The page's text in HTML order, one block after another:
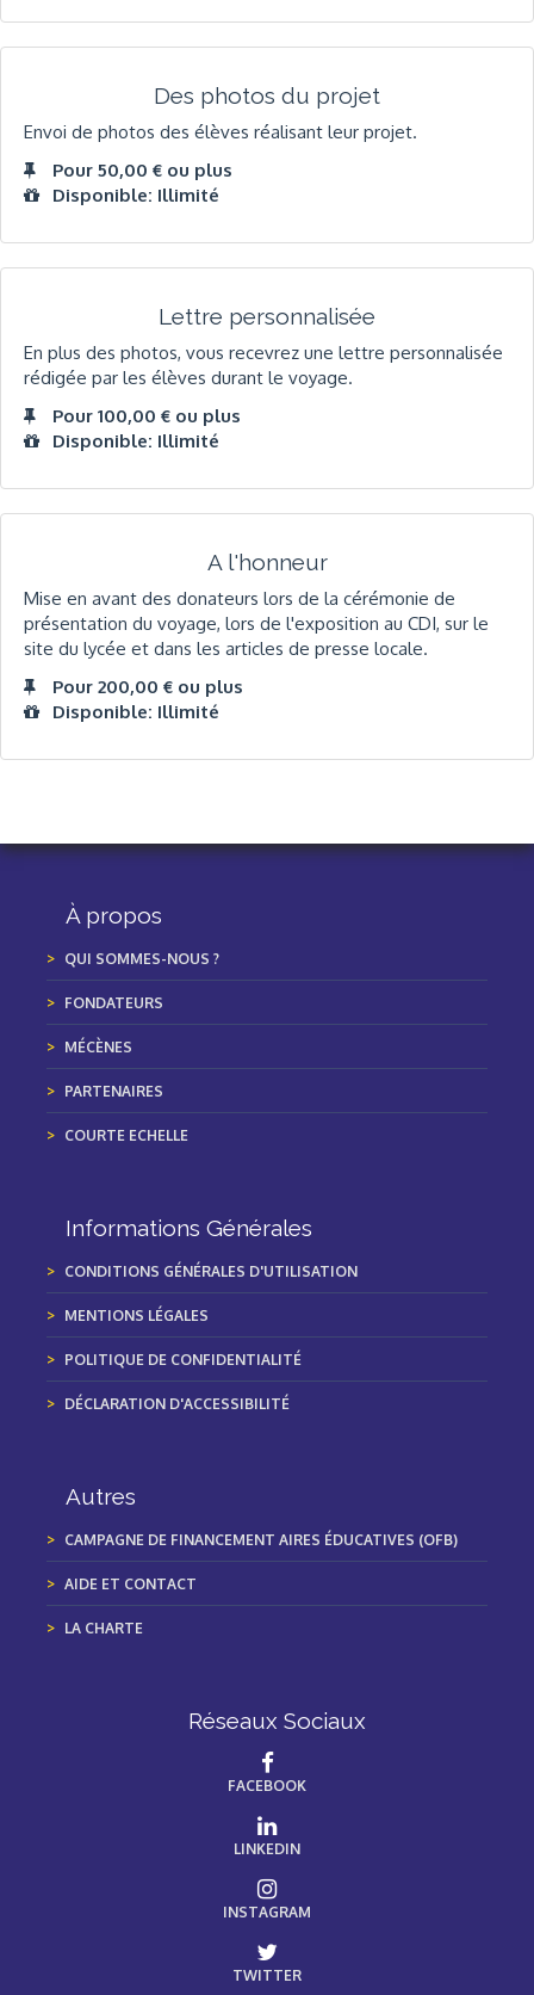
Des photos du projet
Envoi de photos des élèves réalisant leur projet.
Pour 50,00 € ou plus
Disponible: Illimité
Lettre personnalisée
En plus des photos, vous recevrez une lettre personnalisée
rédigée par les élèves durant le voyage.
Pour 100,00 € ou plus
Disponible: Illimité
A l'honneur
Mise en avant des donateurs lors de la cérémonie de
présentation du voyage, lors de l'exposition au CDI, sur le
site du lycée et dans les articles de presse locale.
Pour 200,00 € ou plus
Disponible: Illimité
À propos
QUI SOMMES-NOUS ?
FONDATEURS
MÉCÈNES
PARTENAIRES
COURTE ECHELLE
Informations Générales
CONDITIONS GÉNÉRALES D'UTILISATION
MENTIONS LÉGALES
POLITIQUE DE CONFIDENTIALITÉ
DÉCLARATION D'ACCESSIBILITÉ
Autres
CAMPAGNE DE FINANCEMENT AIRES ÉDUCATIVES (OFB)
AIDE ET CONTACT
LA CHARTE
Réseaux Sociaux
FACEBOOK
LINKEDIN
INSTAGRAM
TWITTER